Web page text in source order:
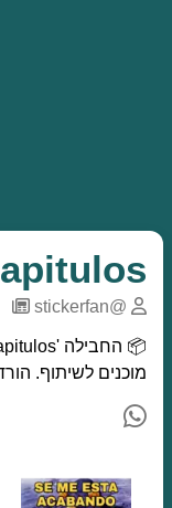
@Alonsports | @Nalgonso
stickerfan
מוכנים לשיתוף.